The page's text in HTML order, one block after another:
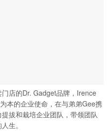
店的Dr. Gadget品牌，Irence
本的企业使命，在与弟弟Gee携
拔和栽培企业团队，带领团队
生。